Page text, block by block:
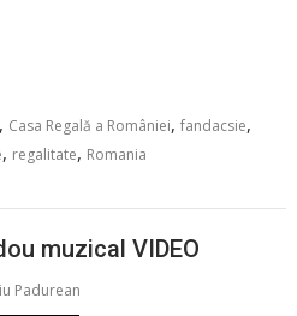
, Casa Regală a României,fandacsie,
, regalitate, Romania
muzical VIDEO
Padurean